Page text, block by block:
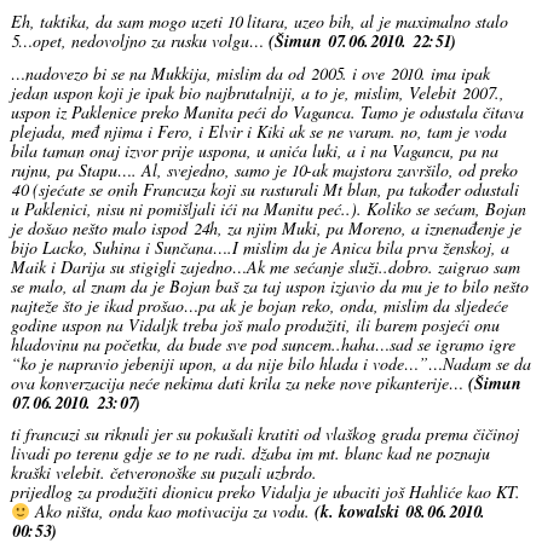
Eh, taktika, da sam mogo uzeti 10 litara, uzeo bih, al je maximalno stalo
5…opet, nedovoljno za rusku volgu… (Šimun 07.06.2010. 22:51)
…nadovezo bi se na Mukkija, mislim da od 2005. i ove 2010. ima ipak
jedan uspon koji je ipak bio najbrutalniji, a to je, mislim, Velebit 2007.,
uspon iz Paklenice preko Manita peći do Vaganca. Tamo je odustala čitava
plejada, međ njima i Fero, i Elvir i Kiki ak se ne varam. no, tam je voda
bila taman onaj izvor prije uspona, u anića luki, a i na Vagancu, pa na
rujnu, pa Stapu…. Al, svejedno, samo je 10-ak majstora završilo, od preko
40 (sjećate se onih Francuza koji su rasturali Mt blan, pa također odustali
u Paklenici, nisu ni pomišljali ići na Manitu peć..). Koliko se sećam, Bojan
je došao nešto malo ispod 24h, za njim Muki, pa Moreno, a iznenađenje je
bijo Lacko, Suhina i Sunčana….I mislim da je Anica bila prva ženskoj, a
Maik i Darija su stigigli zajedno…Ak me sećanje služi..dobro. zaigrao sam
se malo, al znam da je Bojan baš za taj uspon izjavio da mu je to bilo nešto
najteže što je ikad prošao…pa ak je bojan reko, onda, mislim da sljedeće
godine uspon na Vidaljk treba još malo produžiti, ili barem posjeći onu
hladovinu na početku, da bude sve pod suncem..haha…sad se igramo igre
“ko je napravio jebeniji upon, a da nije bilo hlada i vode…”…Nadam se da
ova konverzacija neće nekima dati krila za neke nove pikanterije… (Šimun
07.06.2010. 23:07)
ti francuzi su riknuli jer su pokušali kratiti od vlaškog grada prema čičinoj
livadi po terenu gdje se to ne radi. džaba im mt. blanc kad ne poznaju
kraški velebit. četveronoške su puzali uzbrdo.
prijedlog za produžiti dionicu preko Vidalja je ubaciti još Hahliće kao KT.
Ako ništa, onda kao motivacija za vodu. (k. kowalski 08.06.2010.
00:53)